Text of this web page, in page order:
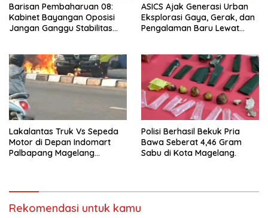
Barisan Pembaharuan 08:
Kabinet Bayangan Oposisi
Jangan Ganggu Stabilitas
ASICS Ajak Generasi Urban
Eksplorasi Gaya, Gerak, dan
Pengalaman Baru Lewat
Lakalantas Truk Vs Sepeda
Motor di Depan Indomart
Palbapang Magelang
Polisi Berhasil Bekuk Pria
Bawa Seberat 4,46 Gram
Sabu di Kota Magelang.
Rekomendasi untuk kamu